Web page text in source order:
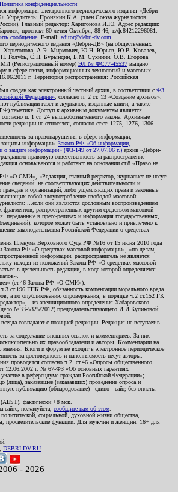
Политика конфиденциальности
информация электронного периодического издания «Дебри-
Учредитель: Пронякин К.А. (член Союза журналистов
Главный редактор: Харитонова И.Ю. Адрес редакции:
проспект 60-летия Октября, 88-46, т./ф.84212296081.
сообщение . E-mail: editor@debri-dv.com
периодического издания «Дебри-ДВ» (на общественных
Харитонова, А.Э. Мирмович, Ю.Н. Юрьев, Ю.В. Ковалев,
Голубь, С.Н. Бурындин, Б.М. Сухинин, О.В. Егорова
(Регистрационный номер) ЭЛ № ФС77-45537 выдано
в сфере связи, информационных технологий и массовых
г. Территория распространения: Российская
создан как электронный частный архив, в соответствии с ФЗ
Федерации» , согласно п. 2 ст. 13 «Создание архивов».
публикации газет и журналов, изданные книги, а также
тематике. Доступ к архивным документам является
п. 1 ст. 24 вышеобозначенного закона. Архивные
редакции не относятся, согласно ст.ст. 1275, 1276, 1306
за правонарушения в сфере информации,
защиты информации» Закона РФ «Об информации,
о защите информации» (ФЗ-149 от 27.07.06 г.) архив «Дебри-
правовую ответственность за распространение
основываются и работают на основании ст.8 «Право на
РФ «О СМИ», «Редакция, главный редактор, журналист не несут
сведений, не соответствующих действительности и
граждан и организаций, либо ущемляющих права и законные
собой злоупотребление свободой массовой
...если они являются дословным воспроизведением
распространенных другим средством массовой
переданные в пресс-релизах и информация государственных,
которое может быть установлено и привлечено к
законодательства Российской Федерации о средствах
Пленума Верховного Суда РФ №16 от 15 июня 2010 года
Закона РФ «О средствах массовой информации», «по делам,
информации, распространитель не является
исходя из положений Закона РФ «О средствах массовой
в деятельность редакции, в ходе которой определяется
(ст.46 Закона РФ «О СМИ»).
ст.196 ГПК РФ, обязанность компенсации морального вреда
а по опубликованию опровержения, в порядке ч.2 ст.152 ГК
- из апелляционного определения Хабаровского
№33-5325/2012) председательствующего И.И.Куликовой,
совпадают с позицией редакции. Редакция не вступает в
за содержание внешних ссылок и комментариев. За них
их правообладатели и авторы. Комментарии на
Блоги и форум не входят в электронное периодическое
за достоверность и наполняемость несут авторы.
проводятся согласно ч.2. ст.46 «Опросы общественного
12.06.2002 г. № 67-ФЗ «Об основных гарантиях
в референдуме граждан Российской Федерации»;
(лица), заказавшее (заказавших) проведение опроса и
публикацию (обнародование) - едино - сайт, без оплаты -
фактически +8 мск.
пожалуйста, сообщите нам об этом
социальной, духовной жизни общества,
просветительские функции. Для мужчин и женщин. 16+ для
DEBRI-DV.RU
- 2026